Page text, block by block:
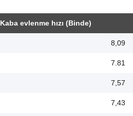
Kaba evlenme hızı (Binde)
8,09
7.81
7,57
7,43